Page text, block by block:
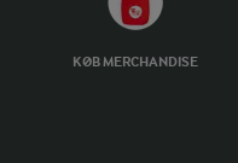
KØB MERCHANDISE